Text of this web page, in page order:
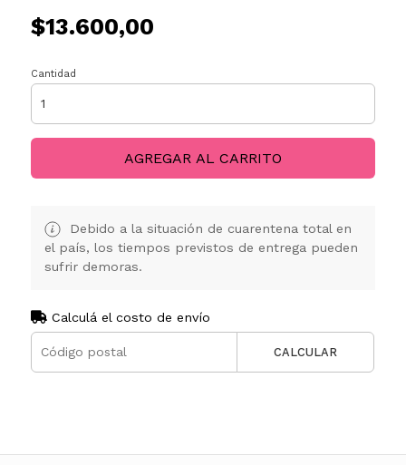
$13.600,00
Cantidad
AGREGAR AL CARRITO
Debido a la situación de cuarentena total en
el país, los tiempos previstos de entrega pueden
sufrir demoras.
Calculá el costo de envío
CALCULAR